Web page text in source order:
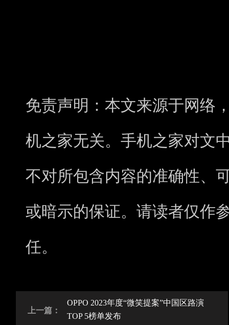
免责声明：本文来源于网络
机之家无关。手机之家对文
不对所包含内容的准确性、
或暗示的保证。请读者仅作
任。
上一篇：
OPPO 2023年度“微笑提案”中国区路演
TOP 5榜单发布